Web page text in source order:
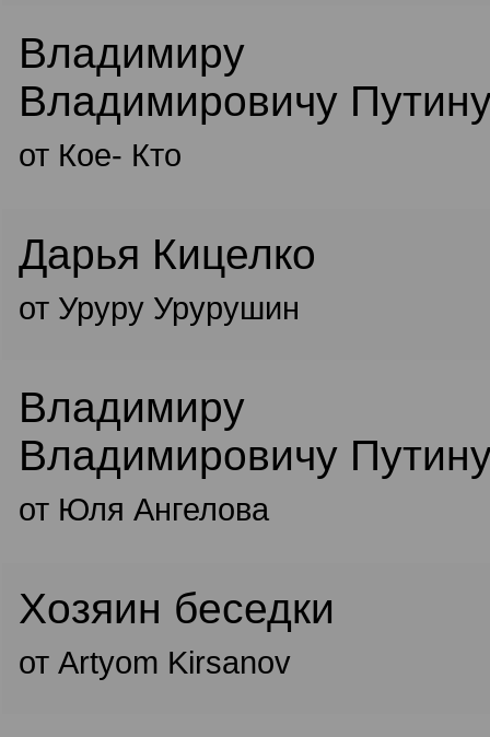
Владимиру
Владимировичу
от Кое- Кто
Дарья Кицелко
от Уруру Урурушин
Владимиру
Владимировичу
от Юля Ангелова
Хозяин беседки
от Artyom Kirsanov